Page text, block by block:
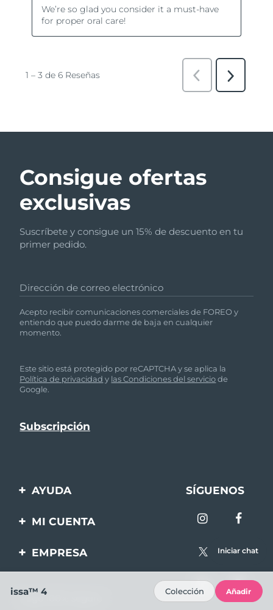
Consigue ofertas
exclusivas
Suscríbete y consigue un 15% de descuento en tu
primer pedido.
Dirección de correo electrónico
Acepto recibir comunicaciones comerciales de FOREO y
entiendo que puedo darme de baja en cualquier
momento.
Este sitio está protegido por reCAPTCHA y se aplica la
Política de privacidad y las Condiciones del serviciode
Google.
AYUDA
Contáctanos
SÍGUENOS
MI CUENTA
Registro de productos
Ayuda
EMPRESA
Pago 100% seguro
Iniciar chat
issa™ 4 Colección Añadir